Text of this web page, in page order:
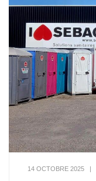
14 OCTOBRE 2025 |